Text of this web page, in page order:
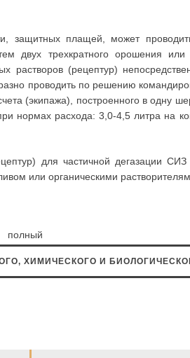
защитных плащей, может
трехкратного орошения или
растворов (рецептур)
проводить по решению
(экипажа), построенного в одну
нормах расхода: 3,0-4,5 литра на
для частичной дегазации
или органическими
ХИМИЧЕСКОГО И